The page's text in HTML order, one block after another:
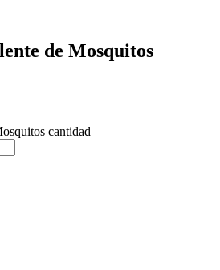
de Mosquitos
cantidad